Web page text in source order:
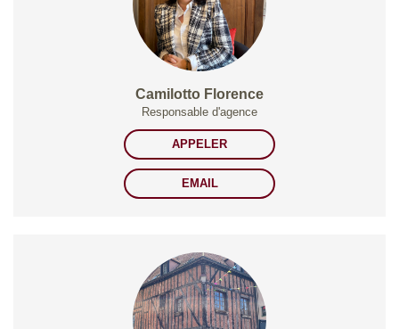
Camilotto Florence
Responsable d'agence
APPELER
EMAIL